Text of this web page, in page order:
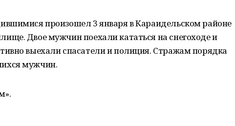
произошел 3 января в Караидельском районе
Двое мужчин поехали кататься на снегоходе и
выехали спасатели и полиция. Стражам порядка
мужчин.